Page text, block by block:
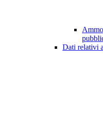
Dati relativi